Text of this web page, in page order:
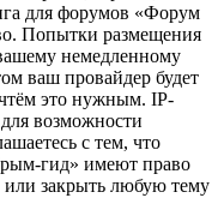
для форумов «Форум
Попытки размещения
немедленному
ваш провайдер будет
это нужным. IP-
возможности
с тем, что
гид» имеют право
или закрыть любую тему